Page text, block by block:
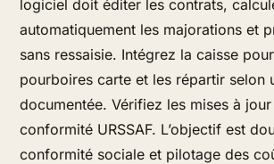
logiciel doit éditer les contrats,
automatiquement les majorations et
sans ressaisie. Intégrez la caisse
pourboires carte et les répartir selon
documentée. Vérifiez les mises à
conformité URSSAF. L’objectif est
conformité sociale et pilotage des